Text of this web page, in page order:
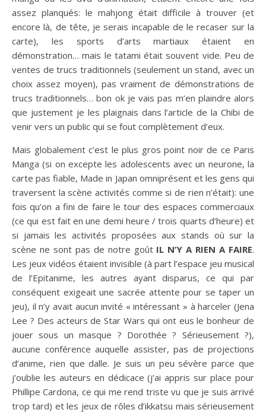
assez planqués: le mahjong était difficile à trouver (et
encore là, de tête, je serais incapable de le recaser sur la
carte), les sports d’arts martiaux étaient en
démonstration… mais le tatami était souvent vide. Peu de
ventes de trucs traditionnels (seulement un stand, avec un
choix assez moyen), pas vraiment de démonstrations de
trucs traditionnels… bon ok je vais pas m’en plaindre alors
que justement je les plaignais dans l’article de la Chibi de
venir vers un public qui se fout complètement d’eux.
Mais globalement c’est le plus gros point noir de ce Paris
Manga (si on excepte les adolescents avec un neurone, la
carte pas fiable, Made in Japan omniprésent et les gens qui
traversent la scène activités comme si de rien n’était): une
fois qu’on a fini de faire le tour des espaces commerciaux
(ce qui est fait en une demi heure / trois quarts d’heure) et
si jamais les activités proposées aux stands où sur la
scène ne sont pas de notre goût IL N’Y A RIEN A FAIRE.
Les jeux vidéos étaient invisible (à part l’espace jeu musical
de l’Epitanime, les autres ayant disparus, ce qui par
conséquent exigeait une sacrée attente pour se taper un
jeu), il n’y avait aucun invité « intéressant » à harceler (Jena
Lee ? Des acteurs de Star Wars qui ont eus le bonheur de
jouer sous un masque ? Dorothée ? Sérieusement ?),
aucune conférence auquelle assister, pas de projections
d’anime, rien que dalle. Je suis un peu sévère parce que
j’oublie les auteurs en dédicace (j’ai appris sur place pour
Phillipe Cardona, ce qui me rend triste vu que je suis arrivé
trop tard) et les jeux de rôles d’ikkatsu mais sérieusement